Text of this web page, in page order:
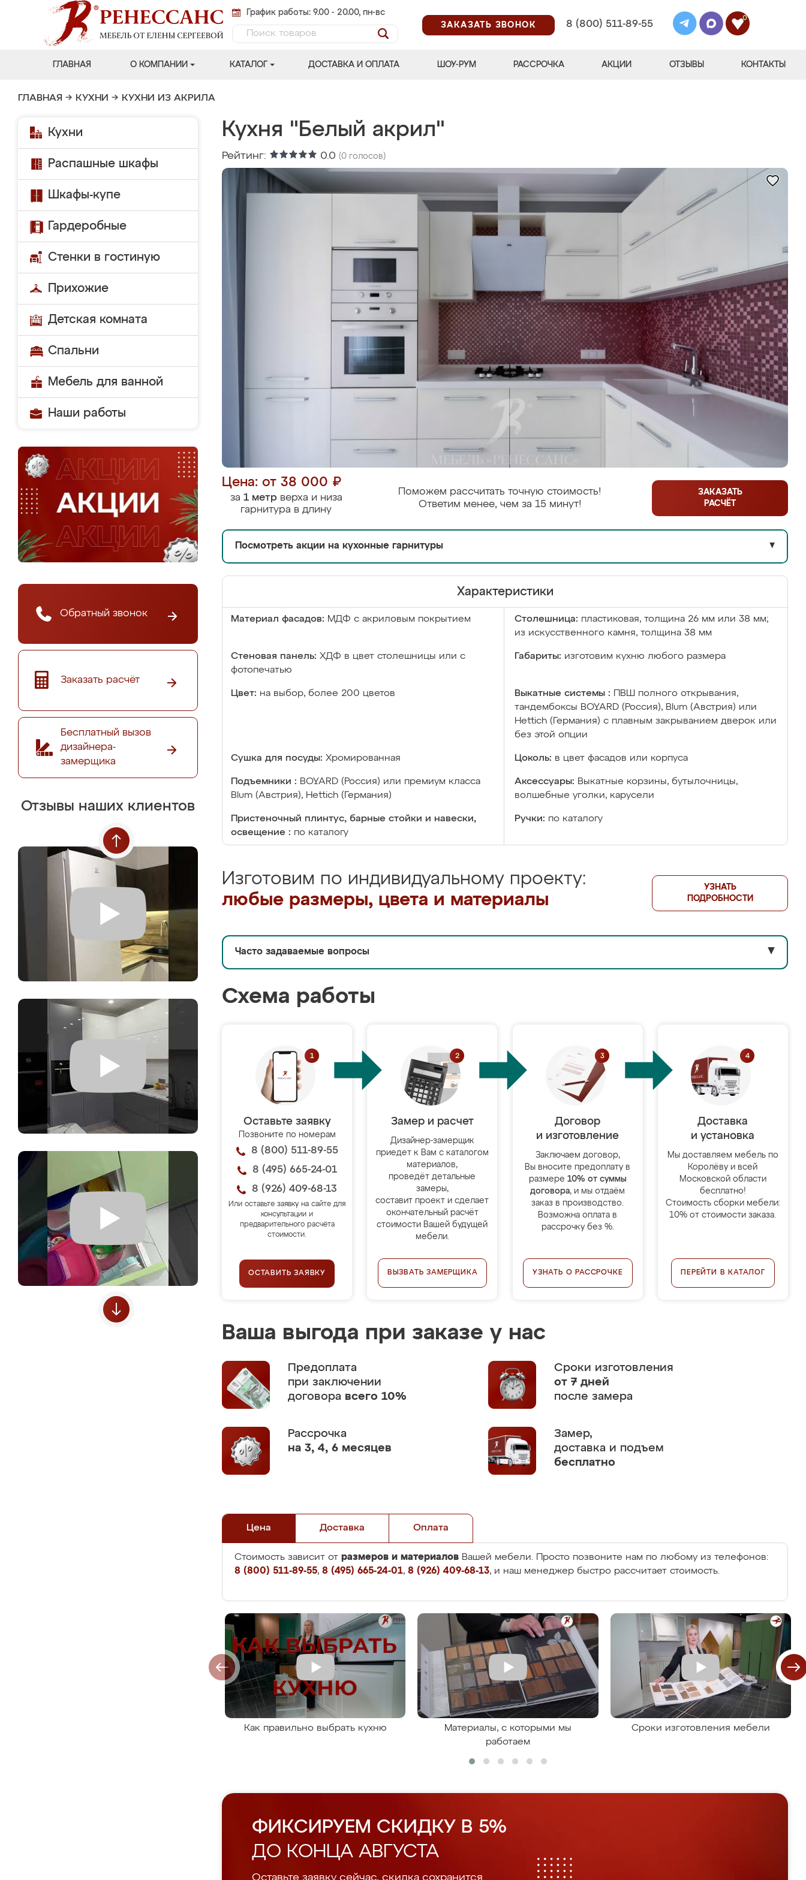
График работы: 9.00 - 20.00, пн-вс
ЗАКАЗАТЬ ЗВОНОК
8 (800) 511-89-55
0
ГЛАВНАЯ О КОМПАНИИ КАТАЛОГ ДОСТАВКА И ОПЛАТА ШОУ-РУМ РАССРОЧКА АКЦИИ ОТЗЫВЫ КОНТАКТЫ
ГЛАВНАЯ → КУХНИ → КУХНИ ИЗ АКРИЛА
Кухни
Распашные шкафы
Шкафы-купе
Гардеробные
Стенки в гостиную
Прихожие
Детская комната
Спальни
Мебель для ванной
Наши работы
Обратный звонок
Заказать расчёт
Бесплатный вызов
дизайнера-
замерщика
Отзывы наших клиентов
Кухня "Белый акрил"
Рейтинг: 0.0 (0 голосов)
Цена: от 38 000 ₽
за 1 метрверха и низа
гарнитура в длину
Поможем рассчитать точную стоимость!
Ответим менее, чем за 15 минут!
ЗАКАЗАТЬ
РАСЧЁТ
Посмотреть акции на кухонные гарнитуры ▼
Характеристики
Материал фасадов: МДФ с акриловым покрытием Столешница: пластиковая, толщина 26 мм или 38 мм;
из искусственного камня, толщина 38 мм
Стеновая панель: ХДФ в цвет столешницы или с
фотопечатью
Габариты: изготовим кухню любого размера
Цвет: на выбор, более 200 цветов Выкатные системы :
ПВШ полного открывания,
тандембоксы BOYARD (Россия), Blum (Австрия) или
Hettich (Германия) с плавным закрыванием дверок или
без этой опции
Сушка для посуды: Хромированная Цоколь: в цвет фасадов или корпуса
Подъемники : BOYARD (Россия) или премиум класса
Blum (Австрия), Hettich (Германия)
Аксессуары: Выкатные корзины, бутылочницы,
волшебные уголки, карусели
Пристеночный плинтус, барные стойки и навески,
освещение : по каталогу
Ручки: по каталогу
Изготовим по индивидуальному проекту:
любые размеры, цвета и материалы
УЗНАТЬ
ПОДРОБНОСТИ
Часто задаваемые вопросы ▼
Схема работы
Оставьте заявку
Позвоните по номерам
8 (800) 511-89-55
8 (495) 665-24-01
8 (926) 409-68-13
Или оставьте заявку на сайте для
консультации и
предварительного расчёта
стоимости.
ОСТАВИТЬ ЗАЯВКУ
Замер и расчет
Дизайнер-замерщик
приедет к Вам с каталогом
материалов,
проведёт детальные
замеры,
составит проект и сделает
окончательный расчёт
стоимости Вашей будущей
мебели.
ВЫЗВАТЬ ЗАМЕРЩИКА
Договор
и изготовление
Заключаем договор,
Вы вносите предоплату в
размере 10% от суммы
договора, и мы отдаём
заказ в производство.
Возможна оплата в
рассрочку без %.
УЗНАТЬ О РАССРОЧКЕ
Доставка
и установка
Мы доставляем мебель по
Королёву и всей
Московской области
бесплатно!
Стоимость сборки мебели:
10% от стоимости заказа.
ПЕРЕЙТИ В КАТАЛОГ
Ваша выгода при заказе у нас
Предоплата
при заключении
договора всего 10%
Сроки изготовления
от 7 дней
после замера
Рассрочка
на 3, 4, 6 месяцев
Замер,
доставка и подъем
бесплатно
Цена Доставка Оплата
Стоимость зависит от размеров и материалов Вашей мебели. Просто позвоните нам по любому из телефонов:
8 (800) 511-89-55, 8 (495) 665-24-01, 8 (926) 409-68-13, и наш менеджер быстро рассчитает стоимость.
Как правильно выбрать кухню
Материалы, с которыми мы
работаем
Сроки изготовления мебели
ФИКСИРУЕМ СКИДКУ В 5%
ДО КОНЦА АВГУСТА
Оставьте заявку сейчас, скидка сохранится.